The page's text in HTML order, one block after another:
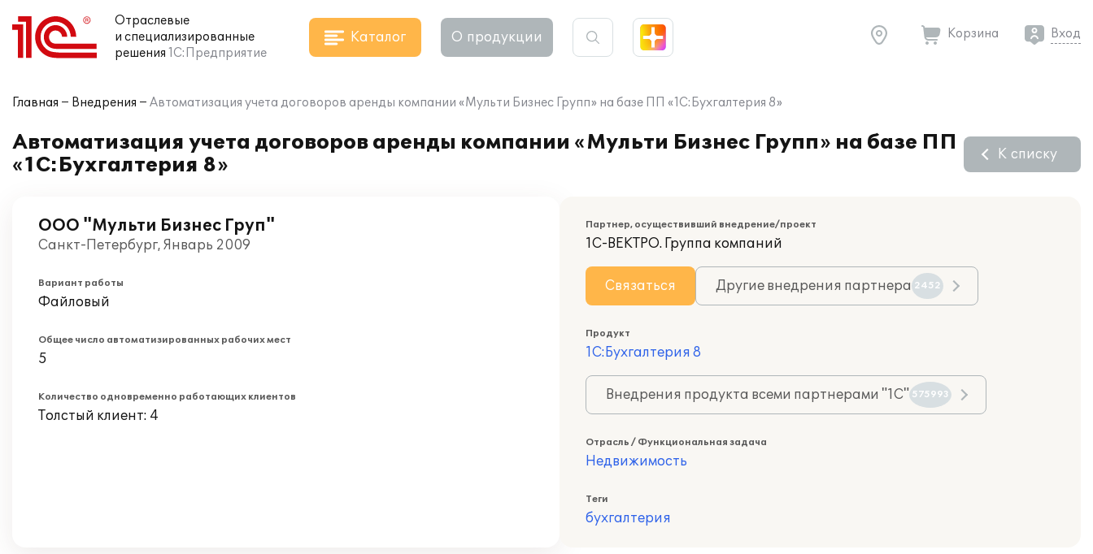
Отраслевые
и специализированные
решения 1С:Предприятие
Каталог О продукции Корзина Вход
Главная Внедрения Автоматизация учета договоров аренды компании «Мульти Бизнес Групп» на базе ПП «1С:Бухгалтерия 8»
Автоматизация учета договоров аренды компании «Мульти Бизнес Групп» на базе ПП
«1С:Бухгалтерия 8»
К списку
ООО "Мульти Бизнес Груп"
Санкт-Петербург, Январь 2009
Вариант работы
Файловый
Общее число автоматизированных рабочих мест
5
Количество одновременно работающих клиентов
Толстый клиент: 4
Партнер, осуществивший внедрение/проект
1С-ВЕКТРО. Группа компаний
Связаться Другие внедрения партнера 2452
Продукт
1С:Бухгалтерия 8
Внедрения продукта всеми партнерами "1С" 575993
Отрасль / Функциональная задача
Недвижимость
Теги
бухгалтерия